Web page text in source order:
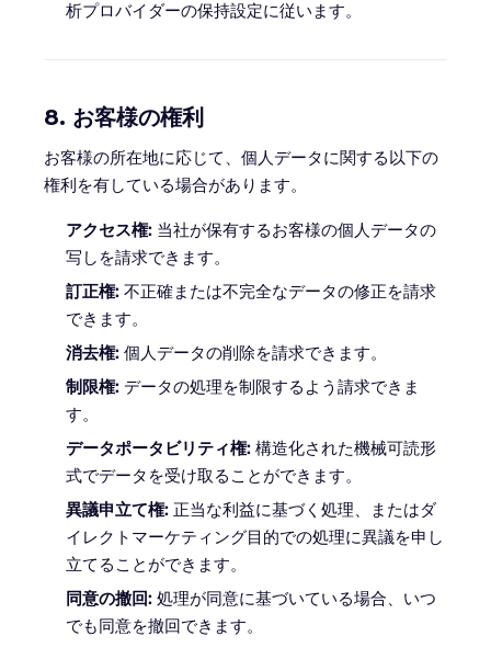
析プロバイダーの保持設定に従います。
8. お客様の権利
お客様の所在地に応じて、個人データに関する以下の
権利を有している場合があります。
アクセス権: 当社が保有するお客様の個人データの
写しを請求できます。
訂正権: 不正確または不完全なデータの修正を請求
できます。
消去権: 個人データの削除を請求できます。
制限権: データの処理を制限するよう請求できま
す。
データポータビリティ権: 構造化された機械可読形
式でデータを受け取ることができます。
異議申立て権: 正当な利益に基づく処理、またはダ
イレクトマーケティング目的での処理に異議を申し
立てることができます。
同意の撤回: 処理が同意に基づいている場合、いつ
でも同意を撤回できます。